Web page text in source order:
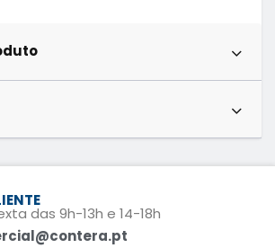
das 9h-13h e 14-18h